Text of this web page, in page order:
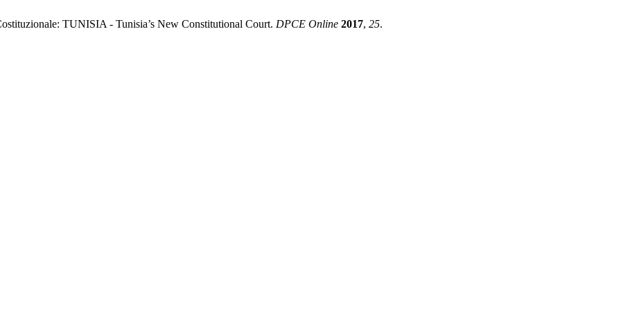
TUNISIA - Tunisia’s New Constitutional Court. DPCE Online 2017, 25.